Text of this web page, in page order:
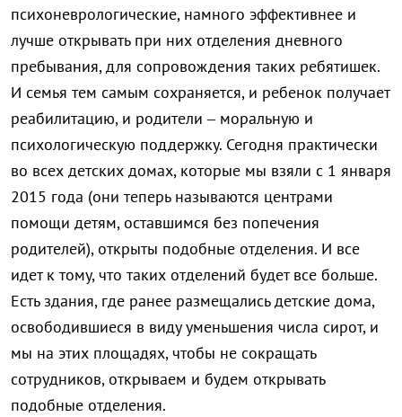
психоневрологические, намного эффективнее и
лучше открывать при них отделения дневного
пребывания, для сопровождения таких ребятишек.
И семья тем самым сохраняется, и ребенок получает
реабилитацию, и родители – моральную и
психологическую поддержку. Сегодня практически
во всех детских домах, которые мы взяли с 1 января
2015 года (они теперь называются центрами
помощи детям, оставшимся без попечения
родителей), открыты подобные отделения. И все
идет к тому, что таких отделений будет все больше.
Есть здания, где ранее размещались детские дома,
освободившиеся в виду уменьшения числа сирот, и
мы на этих площадях, чтобы не сокращать
сотрудников, открываем и будем открывать
подобные отделения.